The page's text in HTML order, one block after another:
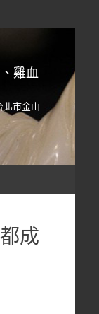
雞血
市金山
成